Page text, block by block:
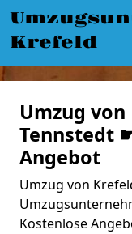
Krefeld
Umzug
Tennstedt
Angebot
Umzug von
Kostenlose